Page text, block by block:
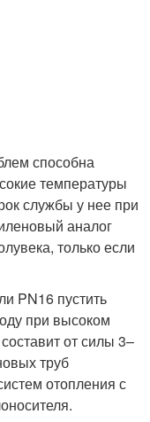
способна
температуры
службы у нее при
аналог
только если
PN16 пустить
при высоком
от силы 3–
труб
отопления с